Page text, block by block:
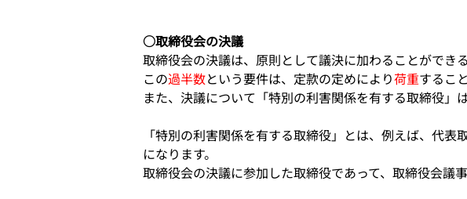
○取締役会の決議
取締役会の決議は、原則として議決に加わることができ
この過半数という要件は、定款の定めにより荷重するこ
また、決議について「特別の利害関係を有する取締役」は
「特別の利害関係を有する取締役」とは、例えば、代
になります。
取締役会の決議に参加した取締役であって、取締役会議